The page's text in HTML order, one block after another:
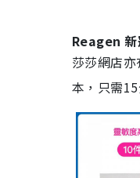
Reagen 新
莎莎網店
本，只需